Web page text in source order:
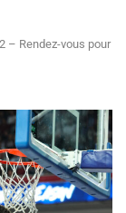
– Rendez-vous pour